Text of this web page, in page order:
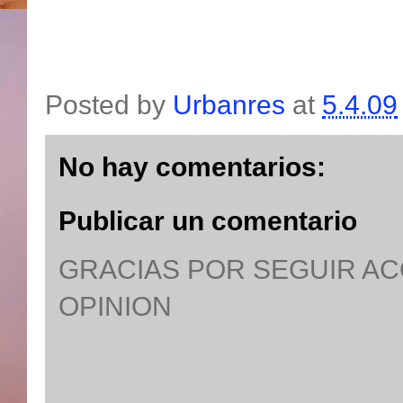
Posted by Urbanres at 5.4.09
No hay comentarios:
Publicar un comentario
GRACIAS POR SEGUIR
OPINION